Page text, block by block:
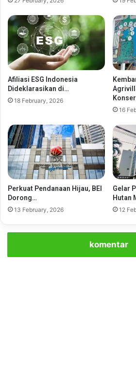
Afiliasi ESG Indonesia
Dideklarasikan di…
18 February, 2026
16
Perkuat Pendanaan Hijau, BEI
Dorong…
13 February, 2026
Gelar
Hutan
12
komentar